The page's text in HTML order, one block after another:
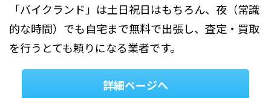
「バイクランド」は土日祝日はもちろん、夜（常識
的な時間）でも自宅まで無料で出張し、査定・買取
を行うとても頼りになる業者です。
詳細ページへ